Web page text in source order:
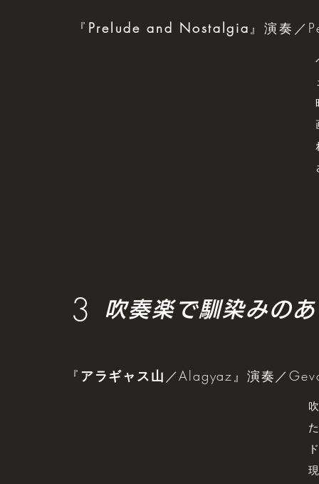
『 Prelude and Nostalgia』演奏／
3 吹奏楽で馴染みの
『 アラギャス山 ／Alagyaz』演奏／